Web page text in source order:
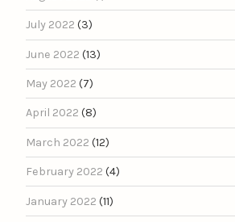
July 2022 (3)
June 2022 (13)
May 2022 (7)
April 2022 (8)
March 2022 (12)
February 2022 (4)
January 2022 (11)